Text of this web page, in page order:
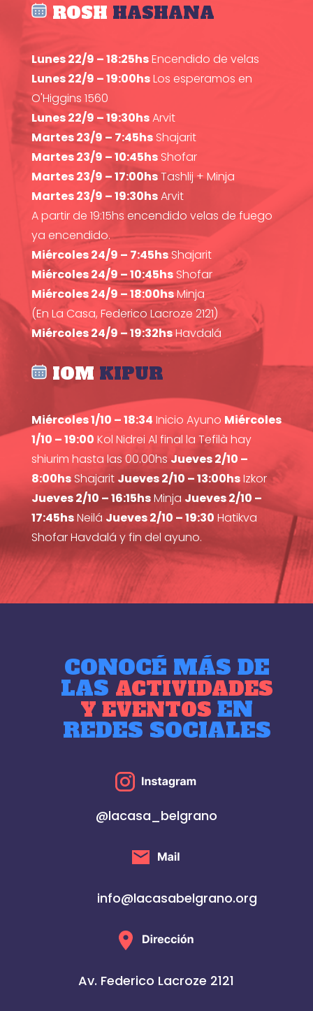
ROSH HASHANA
Lunes 22/9 – 18:25hsEncendido de velas
Lunes 22/9 – 19:00hsLos esperamos en
O'Higgins 1560
Lunes 22/9 – 19:30hsArvit
Martes 23/9 – 7:45hsShajarit
Martes 23/9 – 10:45hsShofar
Martes 23/9 – 17:00hsTashlij + Minja
Martes 23/9 – 19:30hsArvit
A partir de 19:15hs encendido velas de fuego
ya encendido.
Miércoles 24/9 – 7:45hsShajarit
Miércoles 24/9 – 10:45hsShofar
Miércoles 24/9 – 18:00hsMinja
(En La Casa, Federico Lacroze 2121)
Miércoles 24/9 – 19:32hsHavdalá
IOM KIPUR
Miércoles 1/10 – 18:34 Inicio Ayuno Miércoles
1/10 – 19:00 Kol Nidrei Al final la Tefilà hay
shiurim hasta las 00.00hsJueves 2/10 –
8:00hsShajarit Jueves 2/10 – 13:00hsIzkor
Jueves 2/10 – 16:15hsMinja Jueves 2/10 –
17:45hsNeilá Jueves 2/10 – 19:30 Hatikva
Shofar Havdalá y fin del ayuno.
CONOCÉ MÁS DE
LAS ACTIVIDADES
Y EVENTOSEN
REDES SOCIALES
@lacasa_belgrano
info@lacasabelgrano.org
Av. Federico Lacroze 2121